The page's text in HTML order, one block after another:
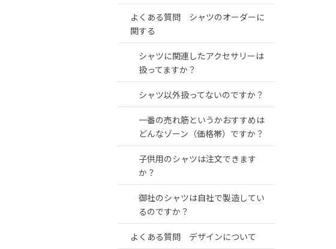
よくある質問 シャツのオーダーに
関する
シャツに関連したアクセサリーは
扱ってますか？
シャツ以外扱ってないのですか？
一番の売れ筋というかおすすめは
どんなゾーン（価格帯）ですか？
子供用のシャツは注文できます
か？
御社のシャツは自社で製造してい
るのですか？
よくある質問 デザインについて